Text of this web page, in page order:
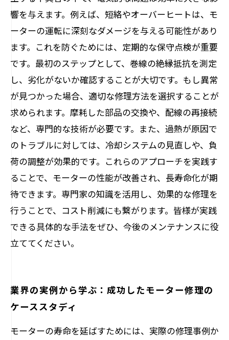
響を与えます。例えば、短絡やオーバーヒートは、モ
ーターの運転に深刻なダメージを与える可能性があり
ます。これを防ぐためには、定期的な保守点検が重要
です。最初のステップとして、巻線の絶縁抵抗を測定
し、劣化がないか確認することが大切です。もし異常
が見つかった場合、適切な修理方法を選択することが
求められます。摩耗した部品の交換や、配線の再接続
など、専門的な技術が必要です。また、過熱が原因で
のトラブルに対しては、冷却システムの見直しや、負
荷の調整が効果的です。これらのアプローチを実践す
ることで、モーターの性能が改善され、長寿命化が期
待できます。専門家の知識を活用し、効果的な修理を
行うことで、コスト削減にも繋がります。皆様が実践
できる具体的な手法をぜひ、今後のメンテナンスに役
立ててください。
業界の実例から学ぶ：成功したモーター修理の
ケーススタディ
モーターの寿命を延ばすためには、実際の修理事例か